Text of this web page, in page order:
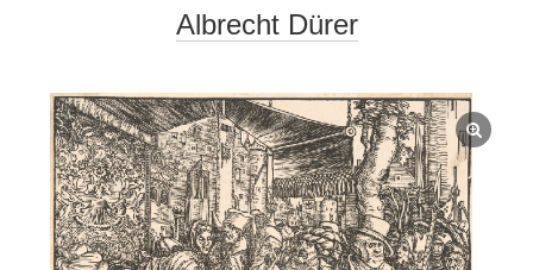
Albrecht Dürer